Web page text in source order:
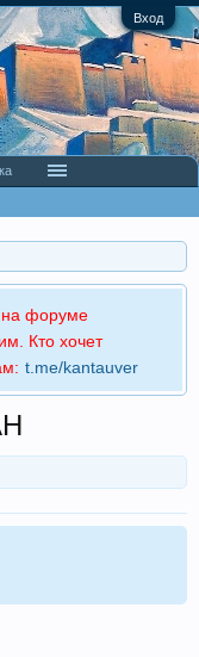
Вход
Живой Этик
на форуме
Кто хочет
t.me/kantauver